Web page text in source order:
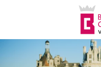
principal